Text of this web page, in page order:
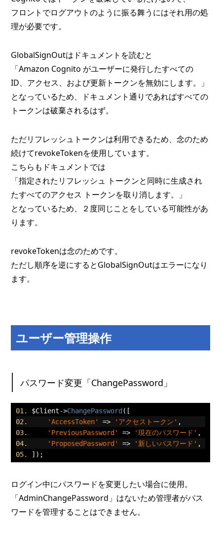
フロントでログアウトのように振る舞うにはそれ用の処
理が必要です。
GlobalSignOutはドキュメントを読むと
「Amazon Cognito がユーザーに発行したすべての
ID、アクセス、および更新トークンを無効にします。」
となっているため、ドキュメント通りであればすべての
トークンは破棄されるはず。
ただリフレッシュトークンは利用できるため、念のため
続けてrevokeTokenを使用しています。
こちらもドキュメントでは
「指定されたリフレッシュ トークンと同時に生成され
たすべてのアクセス トークンを取り消します。」
となっているため、２度同じことをしている可能性があ
ります。
revokeTokenは念のためです。
ただし順序を逆にするとGlobalSignOutはエラーになり
ます。
ユーザー管理操作
パスワード変更「ChangePassword」
$Client->ChangePassword ([
'AccessToken'
=> 'アクセストークン' ,
'PreviousPassword'
=> '現在のパスワード' ,
'ProposedPassword'
=> '新しいパスワード' ,
]);
ログイン中にパスワードを変更したい場合に使用。
「AdminChangePassword」はないため管理者がパス
ワードを管理することはできません。